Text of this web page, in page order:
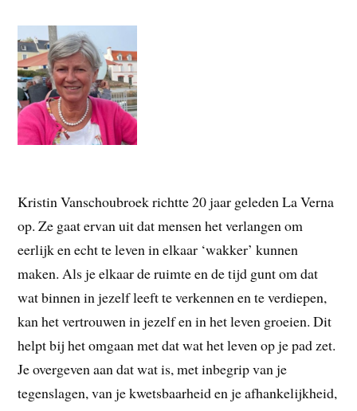
Kristin Vanschoubroek richtte 20 jaar geleden La Verna
op. Ze gaat ervan uit dat mensen het verlangen om
eerlijk en echt te leven in elkaar ‘wakker’ kunnen
maken. Als je elkaar de ruimte en de tijd gunt om dat
wat binnen in jezelf leeft te verkennen en te verdiepen,
kan het vertrouwen in jezelf en in het leven groeien. Dit
helpt bij het omgaan met dat wat het leven op je pad zet.
Je overgeven aan dat wat is, met inbegrip van je
tegenslagen, van je kwetsbaarheid en je afhankelijkheid,